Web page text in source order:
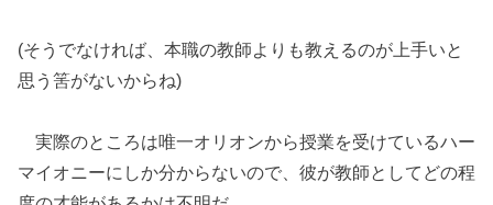
(そうでなければ、本職の教師よりも教えるのが上手いと
思う筈がないからね)
実際のところは唯一オリオンから授業を受けているハー
マイオニーにしか分からないので、彼が教師としてどの程